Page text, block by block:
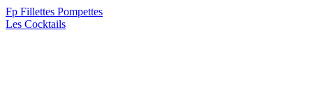
Fp Fillettes Pompettes
Les Cocktails